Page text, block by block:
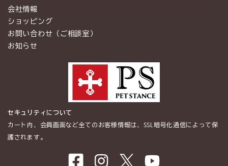
会社情報
ショッピング
お問い合わせ（ご相談室）
お知らせ
セキュリティについて
カート内、会員画面など全てのお客様情報は、SSL暗号化通信によって保
護されます。